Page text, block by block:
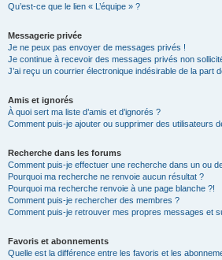
Qu’est-ce que le lien « L’équipe » ?
Messagerie privée
Je ne peux pas envoyer de messages privés !
Je continue à recevoir des messages privés non
J’ai reçu un courrier électronique indésirable de la part
Amis et ignorés
À quoi sert ma liste d’amis et d’ignorés ?
Comment puis-je ajouter ou supprimer des utilisateurs
Recherche dans les forums
Comment puis-je effectuer une recherche dans un ou
Pourquoi ma recherche ne renvoie aucun résultat ?
Pourquoi ma recherche renvoie à une page blanche ?!
Comment puis-je rechercher des membres ?
Comment puis-je retrouver mes propres messages et
Favoris et abonnements
Quelle est la différence entre les favoris et les